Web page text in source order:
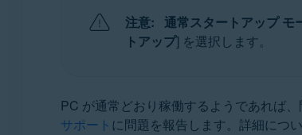
注意: 通常スタートアップ モ
トアップ] を選択します。
PC が通常どおり稼働するようであれば
サポート に問題を報告します。詳細につ